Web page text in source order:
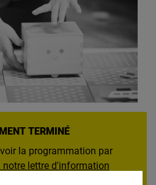
TERMINÉ
la programmation par
notre lettre d'information